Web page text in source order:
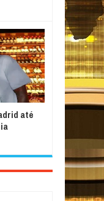
até